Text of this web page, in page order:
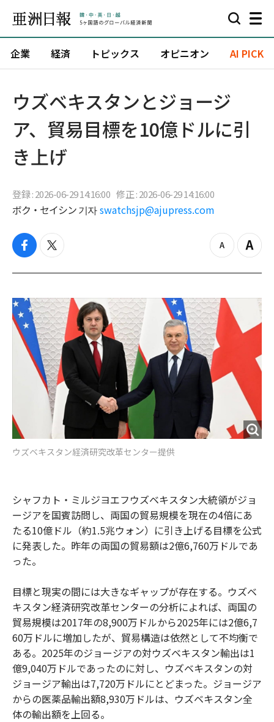
企業 経済 トピックス オピニオン AI PICK
ウズベキスタンとジョージ
ア、貿易目標を10億ドルに引
き上げ
登録 : 2026-06-29 14:16:00 修正 : 2026-06-29 14:16:00
ボク・セイシン 기자 swatchsjp@ajupress.com
f
c
b
o
o
k
t
i
t
e
r
z
o
o
Z
o
i
ウズベキスタン経済研究改革センター提供
シャフカト・ミルジヨエフウズベキスタン大統領がジョ
ージアを国賓訪問し、両国の貿易規模を現在の4倍にあ
たる10億ドル（約1.5兆ウォン）に引き上げる目標を公式
に発表した。昨年の両国の貿易額は2億6,760万ドルであ
った。
目標と現実の間には大きなギャップが存在する。ウズベ
キスタン経済研究改革センターの分析によれば、両国の
貿易規模は2017年の8,900万ドルから2025年には2億6,7
60万ドルに増加したが、貿易構造は依然として不均衡で
ある。2025年のジョージアの対ウズベキスタン輸出は1
億9,040万ドルであったのに対し、ウズベキスタンの対
ジョージア輸出は7,720万ドルにとどまった。ジョージア
からの医薬品輸出額8,930万ドルは、ウズベキスタン全
体の輸出額を上回る。